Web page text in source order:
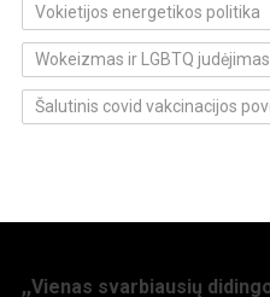
Vokietijos energetikos politika
Wokeizmas ir LGBTQ judėjimas
Šalutinis covid vakcinacijos
,,Vienas svarbiausių